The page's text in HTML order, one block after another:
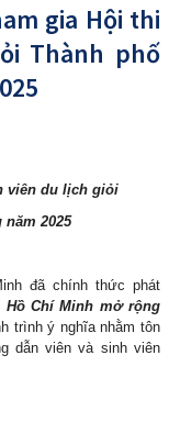
gia Hội thi
Thành phố
viên du lịch giỏi
2025
đã chính thức phát
Chí Minh mở rộng
trình ý nghĩa nhằm tôn
dẫn viên và sinh viên